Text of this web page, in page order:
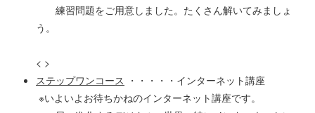
練習問題をご用意しました。たくさん解いてみましょ
う。
< >
ステップワンコース ・・・・・インターネット講座
※いよいよお待ちかねのインターネット講座です。